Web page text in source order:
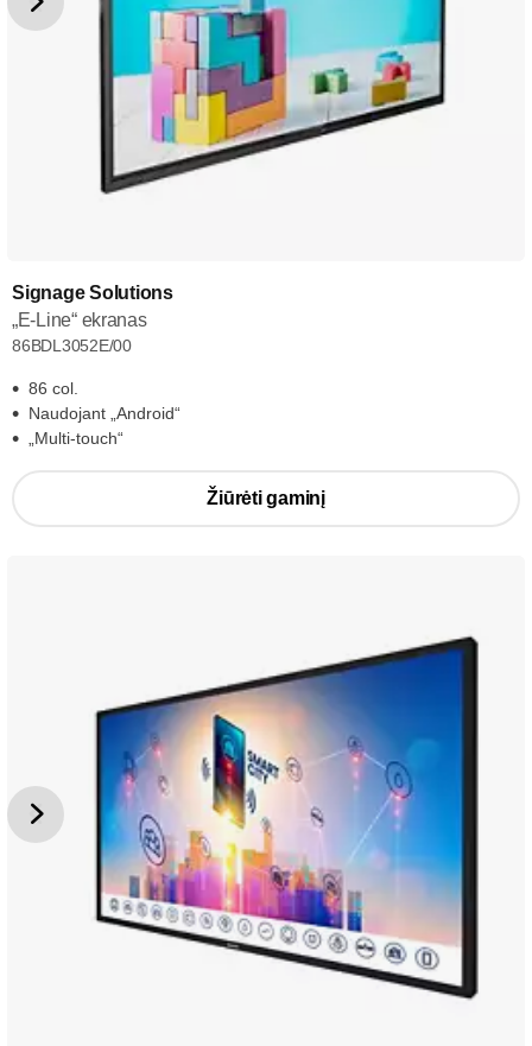
Signage Solutions
„E-Line“ ekranas
86BDL3052E/00
86 col.
Naudojant „Android“
„Multi-touch“
Žiūrėti gaminį